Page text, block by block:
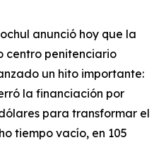
anunció hoy que la
centro penitenciario
un hito importante:
la financiación por
para transformar el
tiempo vacío, en 105